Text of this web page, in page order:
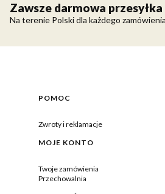
Zawsze darmowa przesyłka
Na terenie Polski dla każdego
Linki w stopce
POMOC
Zwroty i reklamacje
MOJE KONTO
Twoje zamówienia
Przechowalnia